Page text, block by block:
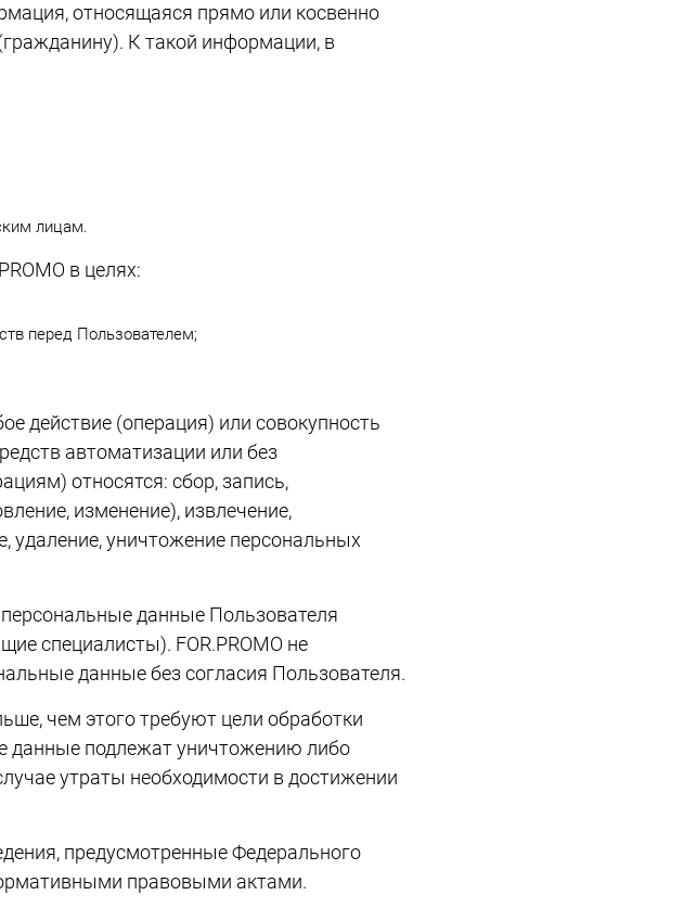
относящаяся прямо или косвенно
К такой информации, в
лицам.
в целях:
перед Пользователем;
действие (операция) или совокупность
автоматизации или без
относятся: сбор, запись,
изменение), извлечение,
удаление, уничтожение персональных
персональные данные Пользователя
специалисты). FOR.PROMO не
данные без согласия Пользователя.
чем этого требуют цели обработки
данные подлежат уничтожению либо
утраты необходимости в достижении
предусмотренные Федерального
правовыми актами.